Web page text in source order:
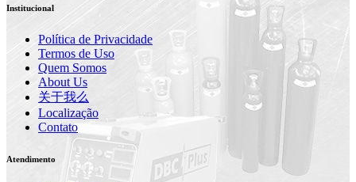
Institucional
Política de Privacidade
Termos de Uso
Quem Somos
About Us
关于我么
Localização
Contato
Atendimento